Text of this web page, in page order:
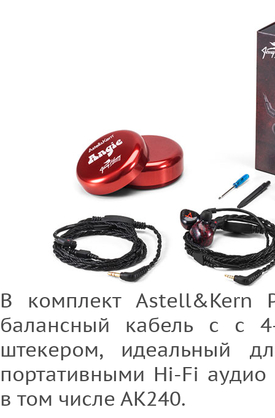
В комплект Astell&Kern
балансный кабель с с
штекером, идеальный
портативными Hi-Fi
в том числе АК240.